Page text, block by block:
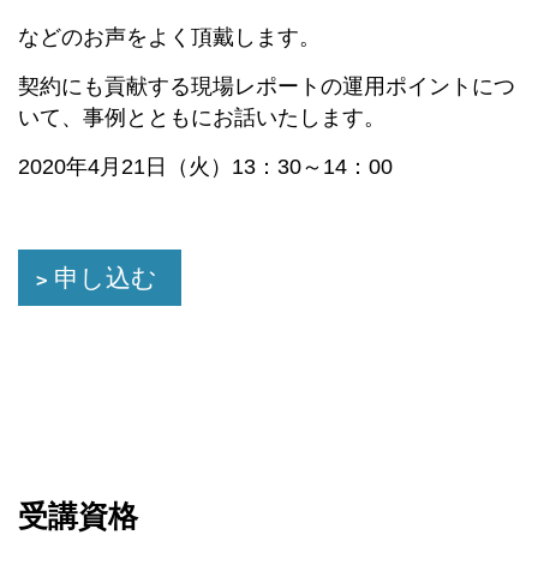
などのお声をよく頂戴します。
契約にも貢献する現場レポートの運用ポイントにつ
いて、事例とともにお話いたします。
2020年4月21日（火）13：30～14：00
申し込む
受講資格